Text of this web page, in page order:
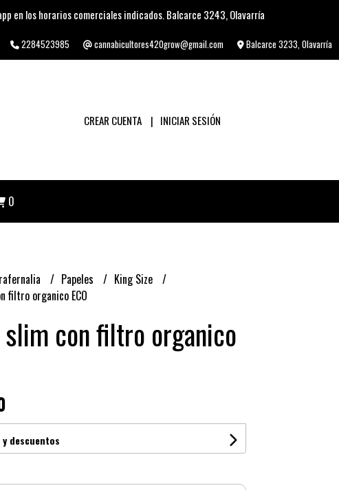
en los horarios comerciales indicados. Balcarce 3243, Olavarría
2284523985 cannabicultores420grow@gmail.com Balcarce 3233, Olavarría
CREAR CUENTA INICIAR SESIÓN
0
Papeles
King Size
filtro organico ECO
con filtro organico
descuentos